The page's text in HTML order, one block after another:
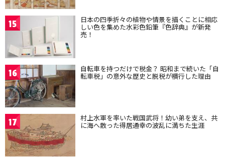
15 日本の四季折々の植物や情景を描くことに相応
しい色を集めた水彩色鉛筆『色辞典』が新発
売！
16 自転車を持つだけで税金？ 昭和まで続いた「自
転車税」の意外な歴史と脱税が横行した理由
17 村上水軍を率いた戦国武将！幼い弟を支え、共
に海へ散った得居通幸の波乱に満ちた生涯